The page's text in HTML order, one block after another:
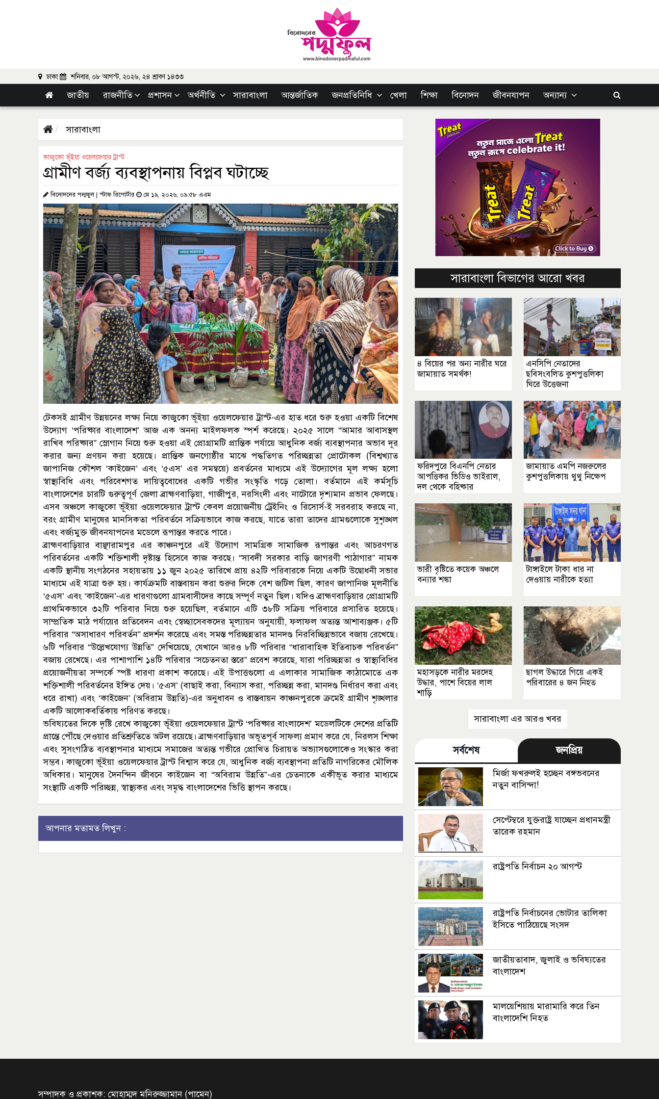
ঢাকা শনিবার, ০৮ আগস্ট, ২০২৬, ২৪ শ্রাবণ ১৪৩৩
জাতীয় রাজনীতি প্রশাসন অর্থনীতি সারাবাংলা আন্তর্জাতিক জনপ্রতিনিধি খেলা শিক্ষা বিনোদন জীবনযাপন অন্যান্য
সারাবাংলা
কাজুকো ভূঁইয়া ওয়েলফেয়ার ট্রাস্ট
গ্রামীণ বর্জ্য ব্যবস্থাপনায় বিপ্লব ঘটাচ্ছে
বিনোদনের পদ্মফুল | স্টাফ রিপোর্টার মে ১৯, ২০২৬, ০৯:৫৮ এএম
টেকসই গ্রামীণ উন্নয়নের লক্ষ্য নিয়ে কাজুকো ভূঁইয়া ওয়েলফেয়ার ট্রাস্ট-এর হাত ধরে শুরু হওয়া একটি বিশেষ
উদ্যোগ ‘পরিষ্কার বাংলাদেশ’ আজ এক অনন্য মাইলফলক স্পর্শ করেছে। ২০২৫ সালে “আমার আবাসস্থল
রাখিব পরিষ্কার” স্লোগান নিয়ে শুরু হওয়া এই প্রোগ্রামটি প্রান্তিক পর্যায়ে আধুনিক বর্জ্য ব্যবস্থাপনার অভাব দূর
করার জন্য প্রণয়ন করা হয়েছে। প্রান্তিক জনগোষ্ঠীর মাঝে পদ্ধতিগত পরিচ্ছন্নতা প্রোটোকল (বিশ্বখ্যাত
জাপানিজ কৌশল ‘কাইজেন’ এবং ‘৫এস’ এর সমন্বয়ে) প্রবর্তনের মাধ্যমে এই উদ্যোগের মূল লক্ষ্য হলো
স্বাস্থ্যবিধি এবং পরিবেশগত দায়িত্ববোধের একটি গভীর সংস্কৃতি গড়ে তোলা। বর্তমানে এই কর্মসূচি
বাংলাদেশের চারটি গুরুত্বপূর্ণ জেলা ব্রাহ্মণবাড়িয়া, গাজীপুর, নরসিংদী এবং নাটোরে দৃশ্যমান প্রভাব ফেলছে।
এসব অঞ্চলে কাজুকো ভূঁইয়া ওয়েলফেয়ার ট্রাস্ট কেবল প্রয়োজনীয় ট্রেইনিং ও রিসোর্স-ই সরবরাহ করছে না,
বরং গ্রামীণ মানুষের মানসিকতা পরিবর্তনে সক্রিয়ভাবে কাজ করছে, যাতে তারা তাদের গ্রামগুলোকে সুশৃঙ্খল
এবং বর্জ্যমুক্ত জীবনযাপনের মডেলে রূপান্তর করতে পারে।
ব্রাহ্মণবাড়িয়ার বাঞ্ছারামপুর এর কাঞ্চনপুরে এই উদ্যোগ সামগ্রিক সামাজিক রূপান্তর এবং আচরণগত
পরিবর্তনের একটি শক্তিশালী দৃষ্টান্ত হিসেবে কাজ করছে। “সাবদী সরকার বাড়ি জাগরণী পাঠাগার” নামক
একটি স্থানীয় সংগঠনের সহায়তায় ১১ জুন ২০২৫ তারিখে প্রায় ৪২টি পরিবারকে নিয়ে একটি উদ্বোধনী সভার
মাধ্যমে এই যাত্রা শুরু হয়। কার্যক্রমটি বাস্তবায়ন করা শুরুর দিকে বেশ জটিল ছিল, কারণ জাপানিজ মূলনীতি
‘৫এস’ এবং ‘কাইজেন’-এর ধারণাগুলো গ্রামবাসীদের কাছে সম্পূর্ণ নতুন ছিল। যদিও ব্রাহ্মণবাড়িয়ার প্রোগ্রামটি
প্রাথমিকভাবে ৩২টি পরিবার নিয়ে শুরু হয়েছিল, বর্তমানে এটি ৩৮টি সক্রিয় পরিবারে প্রসারিত হয়েছে।
সাম্প্রতিক মাঠ পর্যায়ের প্রতিবেদন এবং স্বেচ্ছাসেবকদের মূল্যায়ন অনুযায়ী, ফলাফল অত্যন্ত আশাব্যঞ্জক। ৫টি
পরিবার “অসাধারণ পরিবর্তন” প্রদর্শন করেছে এবং সমস্ত পরিচ্ছন্নতার মানদণ্ড নিরবিচ্ছিন্নভাবে বজায় রেখেছে।
৬টি পরিবার “উল্লেখযোগ্য উন্নতি” দেখিয়েছে, যেখানে আরও ৮টি পরিবার “ধারাবাহিক ইতিবাচক পরিবর্তন”
বজায় রেখেছে। এর পাশাপাশি ১৪টি পরিবার “সচেতনতা স্তরে” প্রবেশ করেছে, যারা পরিচ্ছন্নতা ও স্বাস্থ্যবিধির
প্রয়োজনীয়তা সম্পর্কে স্পষ্ট ধারণা প্রকাশ করেছে। এই উপাত্তগুলো এ এলাকার সামাজিক কাঠামোতে এক
শক্তিশালী পরিবর্তনের ইঙ্গিত দেয়। ‘৫এস’ (বাছাই করা, বিন্যাস করা, পরিচ্ছন্ন করা, মানদণ্ড নির্ধারণ করা এবং
ধরে রাখা) এবং ‘কাইজেন’ (অবিরাম উন্নতি)-এর অনুধাবন ও বাস্তবায়ন কাঞ্চনপুরকে ক্রমেই গ্রামীণ শৃঙ্খলার
একটি আলোকবর্তিকায় পরিণত করছে।
ভবিষ্যতের দিকে দৃষ্টি রেখে কাজুকো ভূঁইয়া ওয়েলফেয়ার ট্রাস্ট ‘পরিষ্কার বাংলাদেশ’ মডেলটিকে দেশের প্রতিটি
প্রান্তে পৌঁছে দেওয়ার প্রতিশ্রুতিতে অটল রয়েছে। ব্রাহ্মণবাড়িয়ার অভূতপূর্ব সাফল্য প্রমাণ করে যে, নিরলস শিক্ষা
এবং সুসংগঠিত ব্যবস্থাপনার মাধ্যমে সমাজের অত্যন্ত গভীরে প্রোথিত চিরায়ত অভ্যাসগুলোকেও সংস্কার করা
সম্ভব। কাজুকো ভূঁইয়া ওয়েলফেয়ার ট্রাস্ট বিশ্বাস করে যে, আধুনিক বর্জ্য ব্যবস্থাপনা প্রতিটি নাগরিকের মৌলিক
অধিকার। মানুষের দৈনন্দিন জীবনে কাইজেন বা “অবিরাম উন্নতি”-এর চেতনাকে একীভূত করার মাধ্যমে
সংস্থাটি একটি পরিচ্ছন্ন, স্বাস্থ্যকর এবং সমৃদ্ধ বাংলাদেশের ভিত্তি স্থাপন করছে।
আপনার মতামত লিখুন :
সারাবাংলা বিভাগের আরো খবর
৪ বিয়ের পর অন্য নারীর ঘরে
জামায়াত সমর্থক!
এনসিপি নেতাদের
ছবিসংবলিত কুশপুত্তলিকা
ঘিরে উত্তেজনা
ফরিদপুরে বিএনপি নেতার
আপত্তিকর ভিডিও ভাইরাল,
দল থেকে বহিষ্কার
জামায়াত এমপি নজরুলের
কুশপুত্তলিকায় থুথু নিক্ষেপ
ভারী বৃষ্টিতে কয়েক অঞ্চলে
বন্যার শঙ্কা
টাঙ্গাইলে টাকা ধার না
দেওয়ায় নারীকে হত্যা
মহাসড়কে নারীর মরদেহ
উদ্ধার, পাশে বিয়ের লাল
শাড়ি
ছাগল উদ্ধারে গিয়ে একই
পরিবারের ৪ জন নিহত
সারাবাংলা এর আরও খবর
সর্বশেষ জনপ্রিয়
মির্জা ফখরুলই হচ্ছেন বঙ্গভবনের
নতুন বাসিন্দা!
সেপ্টেম্বরে যুক্তরাষ্ট্র যাচ্ছেন প্রধানমন্ত্রী
তারেক রহমান
রাষ্ট্রপতি নির্বাচন ২০ আগস্ট
রাষ্ট্রপতি নির্বাচনের ভোটার তালিকা
ইসিতে পাঠিয়েছে সংসদ
জাতীয়তাবাদ, জুলাই ও ভবিষ্যতের
বাংলাদেশ
মালয়েশিয়ায় মারামারি করে তিন
বাংলাদেশি নিহত
সম্পাদক ও প্রকাশক: মোহাম্মদ মনিরুজ্জামান (পামেন)